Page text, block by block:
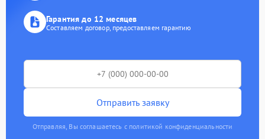
Гарантия до 12 месяцев
Составляем договор, предоставляем гарантию
Отправить заявку
Отправляя, Вы соглашаетесь с политикой конфиденциальности